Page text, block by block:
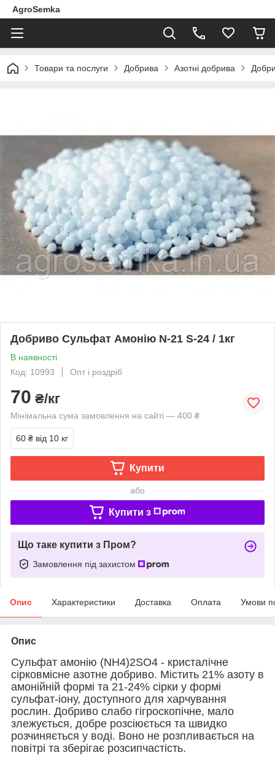
AgroSemka
Товари та послуги Добрива Азотні добрива
Добриво Сульфат Амонію N-21 S-24 / 1кг
В наявності
Код: 10993
Опт і роздріб
70 ₴/кг
Мінімальна сума замовлення на сайті — 400 ₴
60 ₴ від 10 кг
Купити
або
Купити з
Що таке купити з Пром?
Замовлення під захистом
Опис Характеристики Доставка Оплата Умови
Опис
Сульфат амонію (NH4)2SO4 - кристалічне
сірковмісне азотне добриво. Містить 21% азоту в
амонійній формі та 21-24% сірки у формі
сульфат-іону, доступного для харчування
рослин. Добриво слабо гігроскопічне, мало
злежується, добре розсіюється та швидко
розчиняється у воді. Воно не розпливається на
повітрі та зберігає розсипчастість.